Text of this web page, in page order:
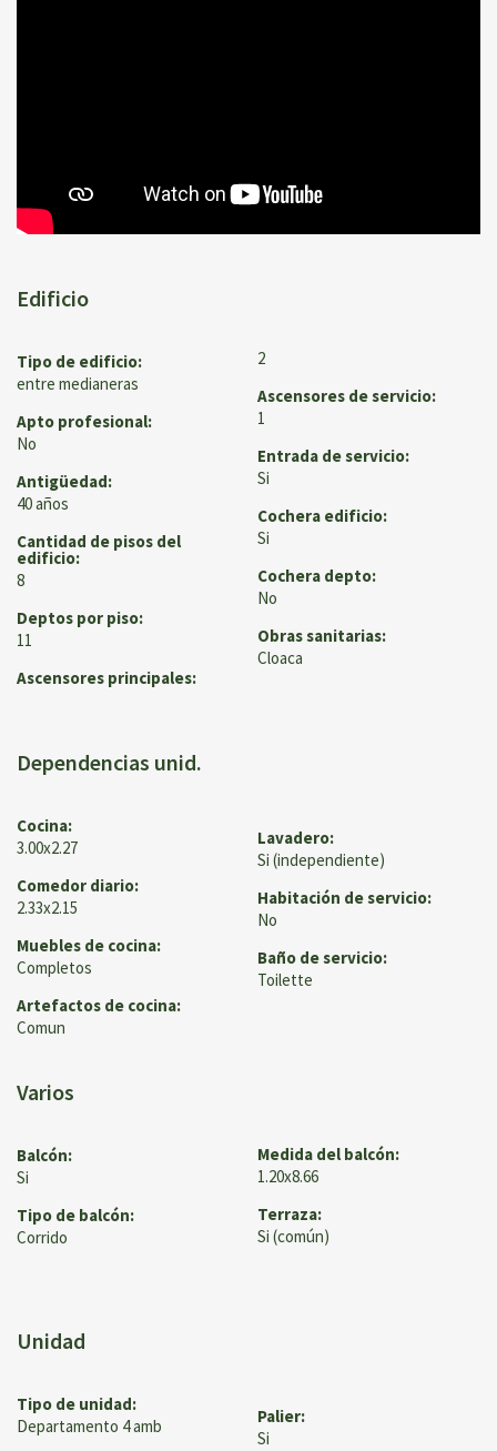
Edificio
Tipo de edificio:
entre medianeras
Apto profesional:
No
Antigüedad:
40 años
Cantidad de pisos del
edificio:
8
Deptos por piso:
11
Ascensores principales:
2
Ascensores de servicio:
1
Entrada de servicio:
Si
Cochera edificio:
Si
Cochera depto:
No
Obras sanitarias:
Cloaca
Dependencias unid.
Cocina:
3.00x2.27
Comedor diario:
2.33x2.15
Muebles de cocina:
Completos
Artefactos de cocina:
Comun
Lavadero:
Si (independiente)
Habitación de servicio:
No
Baño de servicio:
Toilette
Varios
Balcón:
Si
Tipo de balcón:
Corrido
Medida del balcón:
1.20x8.66
Terraza:
Si (común)
Unidad
Tipo de unidad:
Departamento 4 amb
Palier:
Si